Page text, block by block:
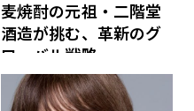
麦焼酎の元祖・二階堂
酒造が挑む、革新のグ
ローバル戦略